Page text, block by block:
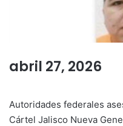
abril 27, 2026
Autoridades federales
Cártel Jalisco Nueva